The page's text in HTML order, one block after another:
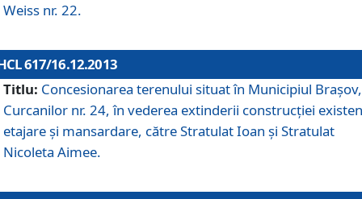
Weiss nr. 22.
617/16.12.2013
Titlu: Concesionarea terenului situat în Municipiul
Curcanilor nr. 24, în vederea extinderii construcţiei
etajare şi mansardare, către Stratulat Ioan şi Stratulat
Nicoleta Aimee.